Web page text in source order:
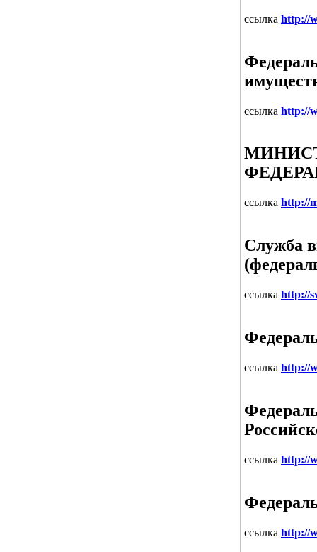
ссылка http://
ссылка http://
ссылка http://
Служба
ссылка http://
ссылка http://
ссылка http://
ссылка http://